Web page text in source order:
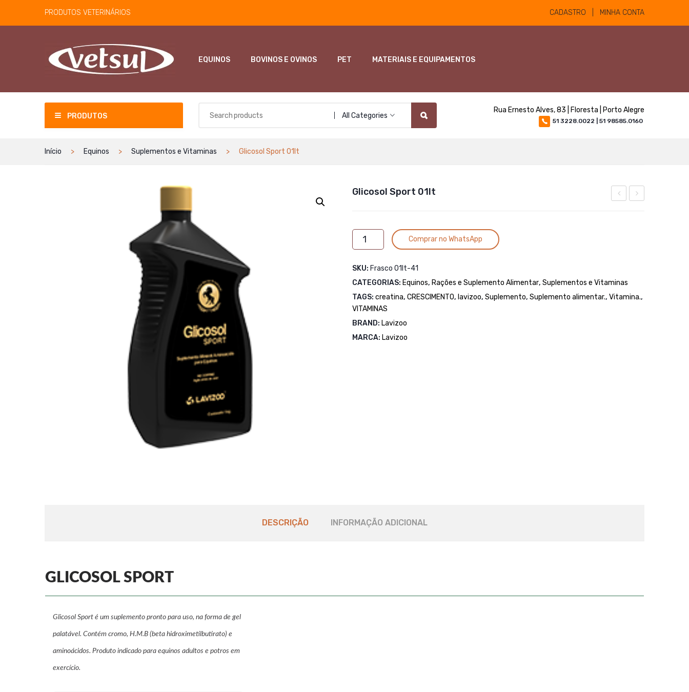
PRODUTOS VETERINÁRIOS CADASTRO | MINHA CONTA
EQUINOS BOVINOS E OVINOS PET MATERIAIS E EQUIPAMENTOS
PRODUTOS All Categories
Rua Ernesto Alves, 83 | Floresta | Porto Alegre
51 3228.0022 | 51 98585.0160
Início Equinos Suplementos e Vitaminas Glicosol Sport 01lt
e
Glicosol Sport 01lt
Glicosol
Sport
quantidade
Comprar no WhatsApp
SKU: Frasco 01lt-41
CATEGORIAS: Equinos, Rações e Suplemento Alimentar, Suplementos e Vitaminas
TAGS: creatina, CRESCIMENTO, lavizoo, Suplemento, Suplemento alimentar., Vitamina.,
VITAMINAS
BRAND: Lavizoo
MARCA: Lavizoo
DESCRIÇÃO INFORMAÇÃO ADICIONAL
GLICOSOL SPORT
Glicosol Sport é um suplemento pronto para uso, na forma de gel
palatável. Contém cromo, H.M.B (beta hidroximetilbutirato) e
aminoácidos. Produto indicado para equinos adultos e potros em
exercício.